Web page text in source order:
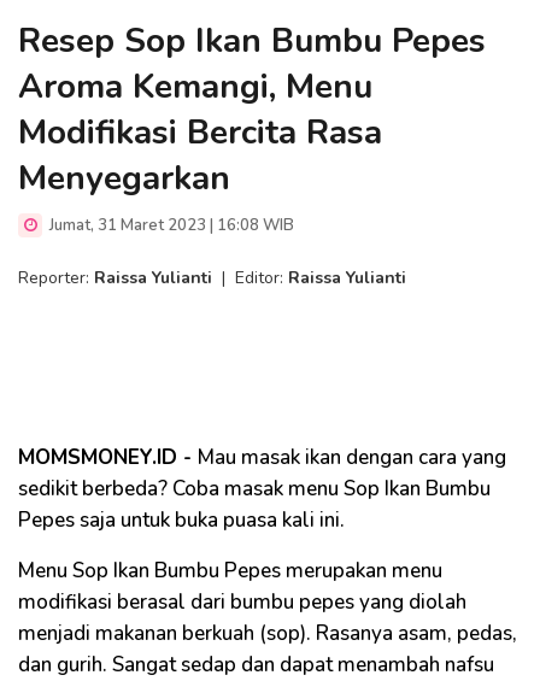
Resep Sop Ikan Bumbu Pepes
Aroma Kemangi, Menu
Modifikasi Bercita Rasa
Menyegarkan
Jumat, 31 Maret 2023 | 16:08 WIB
Reporter: Raissa Yulianti | Editor: Raissa Yulianti
MOMSMONEY.ID - Mau masak ikan dengan cara yang
sedikit berbeda? Coba masak menu Sop Ikan Bumbu
Pepes saja untuk buka puasa kali ini.
Menu Sop Ikan Bumbu Pepes merupakan menu
modifikasi berasal dari bumbu pepes yang diolah
menjadi makanan berkuah (sop). Rasanya asam, pedas,
dan gurih. Sangat sedap dan dapat menambah nafsu